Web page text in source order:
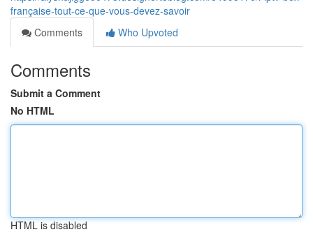
française-tout-ce-que-vous-devez-savoir
Comments
Who Upvoted
Comments
Submit a Comment
No HTML
HTML is disabled